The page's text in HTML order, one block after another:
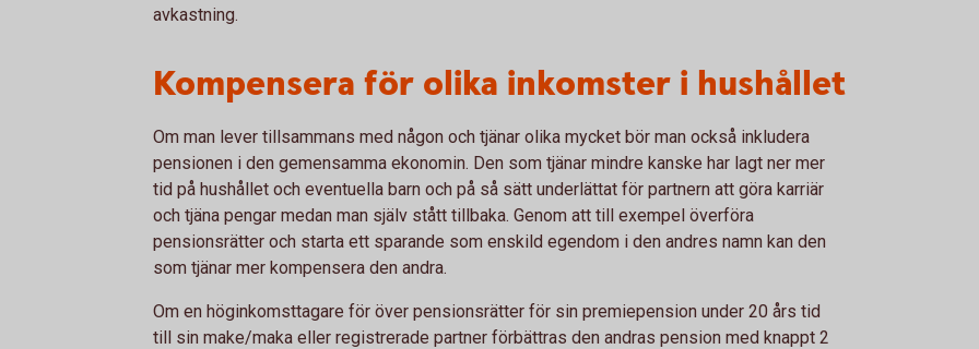
avkastning.
Kompensera för olika inkomster i hushållet
Om man lever tillsammans med någon och tjänar olika mycket bör man också inkludera
pensionen i den gemensamma ekonomin. Den som tjänar mindre kanske har lagt ner mer
tid på hushållet och eventuella barn och på så sätt underlättat för partnern att göra karriär
och tjäna pengar medan man själv stått tillbaka. Genom att till exempel överföra
pensionsrätter och starta ett sparande som enskild egendom i den andres namn kan den
som tjänar mer kompensera den andra.
Om en höginkomsttagare för över pensionsrätter för sin premiepension under 20 års tid
till sin make/maka eller registrerade partner förbättras den andras pension med knappt 2